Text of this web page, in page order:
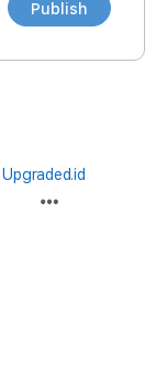
Upgraded.id